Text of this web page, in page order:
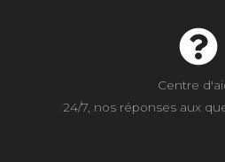
Centre
24/7, nos réponses aux